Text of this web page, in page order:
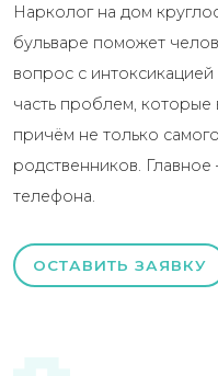
Нарколог на дом
бульваре поможет
вопрос с
часть проблем, которые
причём не только
родственников.
телефона.
ОСТАВИТЬ ЗАЯВКУ